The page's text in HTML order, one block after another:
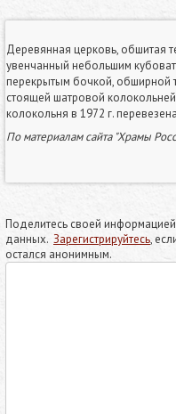
Деревянная церковь, обшитая
увенчанный небольшим
перекрытым бочкой, обширной
стоящей шатровой
колокольня в 1972 г.
По материалам сайта "Храмы
Поделитесь своей
данных. Зарегистрируйтесь,
остался анонимным.